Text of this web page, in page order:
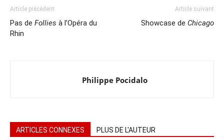
Article précédent
Pas de Follies à l’Opéra du
Rhin
Article suivant
Showcase de Chicago
Philippe Pocidalo
ARTICLES CONNEXES PLUS DE L'AUTEUR